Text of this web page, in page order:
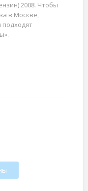
2008. Чтобы
в Москве,